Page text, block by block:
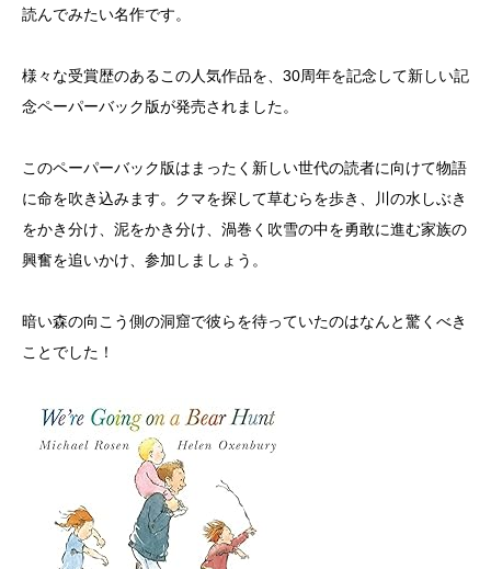
読んでみたい名作です。
様々な受賞歴のあるこの人気作品を、30周年を記念して新しい記
念ペーパーバック版が発売されました。
このペーパーバック版はまったく新しい世代の読者に向けて物語
に命を吹き込みます。クマを探して草むらを歩き、川の水しぶき
をかき分け、泥をかき分け、渦巻く吹雪の中を勇敢に進む家族の
興奮を追いかけ、参加しましょう。
暗い森の向こう側の洞窟で彼らを待っていたのはなんと驚くべき
ことでした！